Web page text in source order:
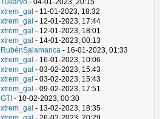
Tukarvo - 04-01-2023, 20:15
xtrem_gal - 11-01-2023, 18:32
xtrem_gal - 12-01-2023, 17:44
xtrem_gal - 12-01-2023, 18:01
xtrem_gal - 14-01-2023, 00:13
RubénSalamanca - 16-01-2023, 01:33
xtrem_gal - 16-01-2023, 10:06
xtrem_gal - 03-02-2023, 15:43
xtrem_gal - 03-02-2023, 15:43
xtrem_gal - 09-02-2023, 17:51
GTI - 10-02-2023, 00:30
xtrem_gal - 13-02-2023, 18:35